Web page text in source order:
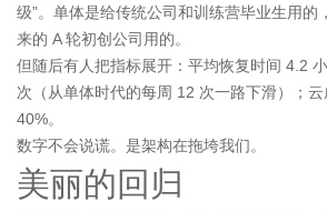
级”。单体是给传统公司和训练营毕业生用的
来的 A 轮初创公司用的。
但随后有人把指标展开：平均恢复时间 4.2
次（从单体时代的每周 12 次一路下滑）；
40%。
数字不会说谎。是架构在拖垮我们。
美丽的回归